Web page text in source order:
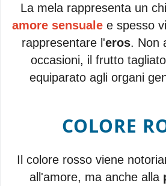
La mela rappresenta un
amore sensualee spesso
rappresentare l'eros. Non
occasioni, il frutto
equiparato agli organi
COLORE
Il colore rosso viene
all'amore, ma anche alla